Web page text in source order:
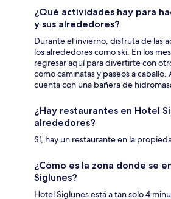
¿Qué actividades hay para
y sus alrededores?
Durante el invierno, disfruta de las
los alrededores como ski. En los
regresar aquí para divertirte con
como caminatas y paseos a
cuenta con una bañera de
¿Hay restaurantes en Hotel
alrededores?
Sí, hay un restaurante en la
¿Cómo es la zona donde se
Siglunes?
Hotel Siglunes está a tan solo 4